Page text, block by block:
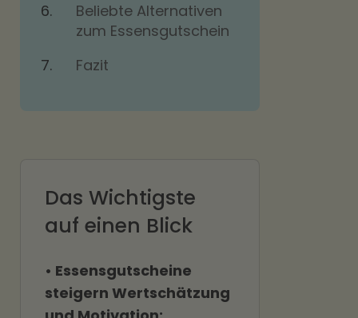
Beliebte Alternativen
zum Essensgutschein
Fazit
Das Wichtigste
auf einen Blick
• Essensgutscheine
steigern Wertschätzung